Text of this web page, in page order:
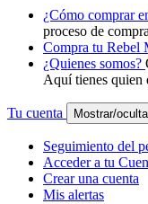
¿Cómo comprar
proceso de
Compra tu Rebel
¿Quienes somos?
Aquí tienes quien
Tu cuenta Mostrar/
Seguimiento del
Acceder a tu
Crear una cuenta
Mis alertas